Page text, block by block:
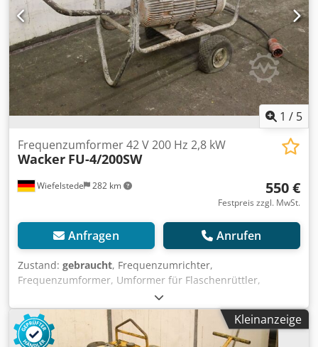
1 / 5
Wiefelstede 282 km
Frequenzumformer 42 V 200 Hz 2,8 kW
Wacker FU-4/200SW
550 €
Festpreis zzgl. MwSt.
Anfragen Anrufen
Zustand: gebraucht, Frequenzumrichter,
Frequenzumformer, Umformer für Flaschenrüttler,
Rüttelflasche, Innenrüttler Dcodpfx Asc Nfd Hel Ssk -
Frequenzumrichter -Leistung: 2,8 kW -Ausgang: 42 V -
Frequenz: 200 Hz -Abmessungen: 1160/600/H720 mm -
Gewicht: 74 kg
Kleinanzeige